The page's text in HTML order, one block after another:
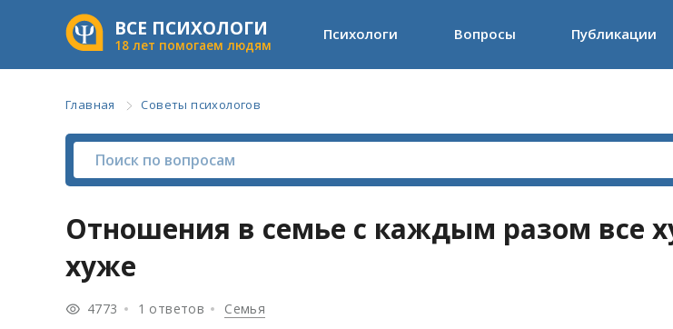
ВСЕ ПСИХОЛОГИ
18 лет помогаем людям
Психологи Вопросы Публикации
Главная Советы психологов
Отношения в семье с каждым разом все
хуже
4773 1 ответов Семья